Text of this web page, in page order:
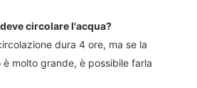
circolare l'acqua?
dura 4 ore, ma se la
molto grande, è possibile farla